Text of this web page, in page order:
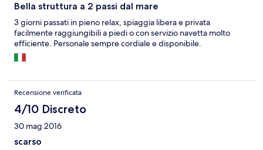
Bella struttura a 2 passi dal mare
3 giorni passati in pieno relax, spiaggia libera e privata
facilmente raggiungibili a piedi o con servizio navetta molto
efficiente. Personale sempre cordiale e disponibile.
Recensione verificata
4/10 Discreto
30 mag 2016
scarso